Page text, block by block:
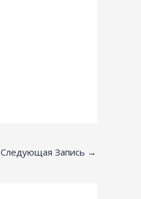
Следующая Запись →